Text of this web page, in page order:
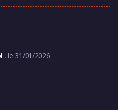
, le 31/01/2026